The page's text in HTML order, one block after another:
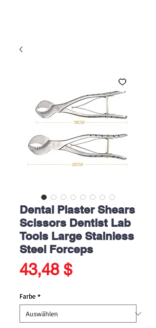
Dental Plaster Shears
Scissors Dentist Lab
Tools Large Stainless
Steel Forceps
43,48 $Preis
Farbe *